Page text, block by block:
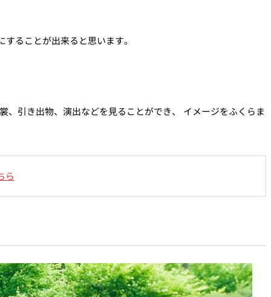
ることが出来ると思います。
引き出物、演出などを見ることができ、 イメージをふくらま
ら